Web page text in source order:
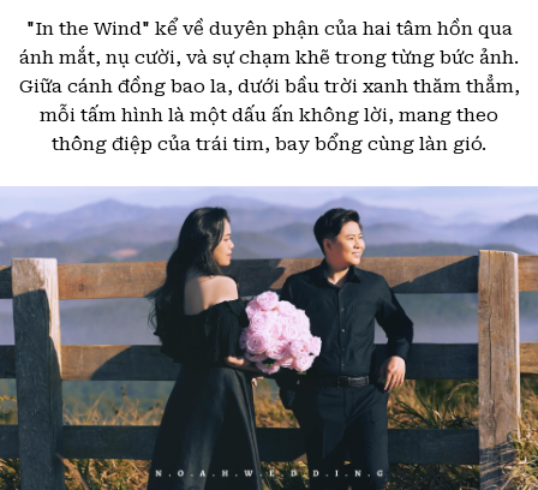
"In the Wind" kể về duyên phận của hai tâm hồn qua
ánh mắt, nụ cười, và sự chạm khẽ trong từng bức ảnh.
Giữa cánh đồng bao la, dưới bầu trời xanh thăm thẳm,
mỗi tấm hình là một dấu ấn không lời, mang theo
thông điệp của trái tim, bay bổng cùng làn gió.